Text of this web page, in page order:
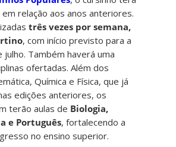
em relação aos anos anteriores.
três vezes por semana,
, com início previsto para a
Também haverá uma
ofertadas. Além dos
Química e Física, que já
edições anteriores, os
terão aulas de Biologia,
e Português, fortalecendo a
no ensino superior.